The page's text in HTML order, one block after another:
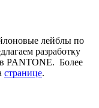
лейблы по
разработку
PANTONE. Более
странице.